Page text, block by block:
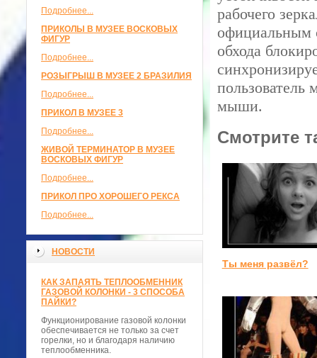
Подробнее...
ПРИКОЛЫ В МУЗЕЕ ВОСКОВЫХ
ФИГУР
Подробнее...
РОЗЫГРЫШ В МУЗЕЕ 2 БРАЗИЛИЯ
Подробнее...
ПРИКОЛ В МУЗЕЕ 3
Подробнее...
ЖИВОЙ ТЕРМИНАТОР В МУЗЕЕ
ВОСКОВЫХ ФИГУР
Подробнее...
ПРИКОЛ ПРО ХОРОШЕГО РЕКСА
Подробнее...
НОВОСТИ
КАК ЗАПАЯТЬ ТЕПЛООБМЕННИК
ГАЗОВОЙ КОЛОНКИ - 3 СПОСОБА
ПАЙКИ?
Функционирование газовой колонки
обеспечивается не только за счет
горелки, но и благодаря наличию
теплообменника.
рабочего
официальным
обхода
мыши.
Смотрите
Ты меня развёл?